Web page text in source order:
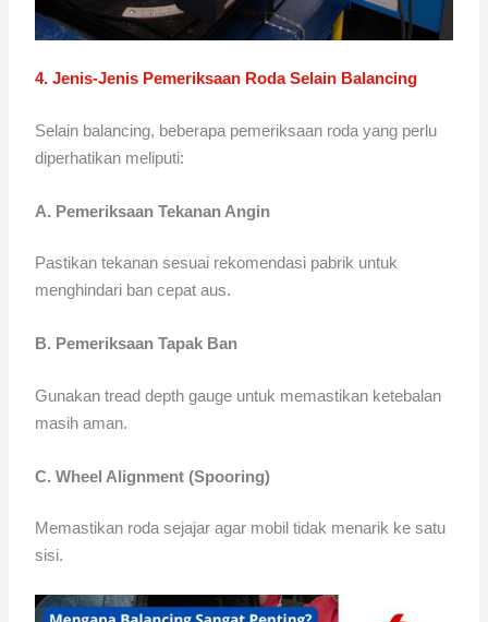
4. Jenis-Jenis Pemeriksaan Roda Selain Balancing
Selain balancing, beberapa pemeriksaan roda yang perlu
diperhatikan meliputi:
A. Pemeriksaan Tekanan Angin
Pastikan tekanan sesuai rekomendasi pabrik untuk
menghindari ban cepat aus.
B. Pemeriksaan Tapak Ban
Gunakan tread depth gauge untuk memastikan ketebalan
masih aman.
C. Wheel Alignment (Spooring)
Memastikan roda sejajar agar mobil tidak menarik ke satu
sisi.